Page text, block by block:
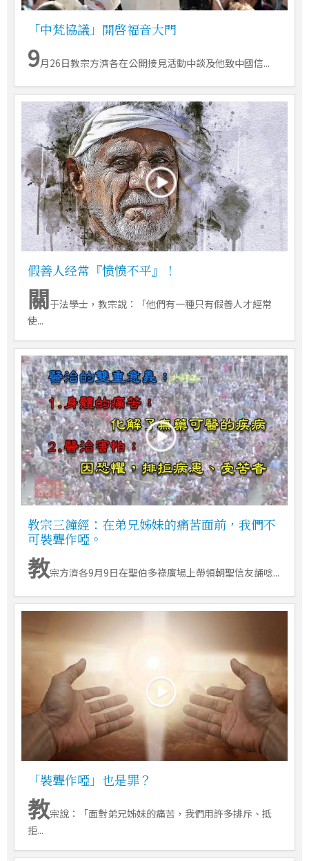
「中梵協議」開啓福音大門
9月26日教宗方濟各在公開接見活動中談及他致中國信...
假善人经常『愤愤不平』！
關于法學士，教宗說：「他們有一種只有假善人才經常
使...
教宗三鐘經：在弟兄姊妹的痛苦面前，我們不
可裝聾作啞。
教宗方濟各9月9日在聖伯多祿廣場上帶領朝聖信友誦唸...
「裝聾作啞」也是罪？
教宗說：「面對弟兄姊妹的痛苦，我們用許多排斥、抵
拒...